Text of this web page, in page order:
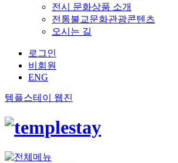
전시 문화상품 소개
전통불교문화관광콘텐츠
오시는 길
로그인
비회원
ENG
템플스테이 웹진